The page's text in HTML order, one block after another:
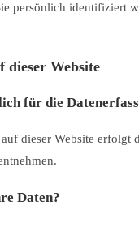
persönlich identifiziert
dieser Website
für die
dieser Website erfolgt
Daten?